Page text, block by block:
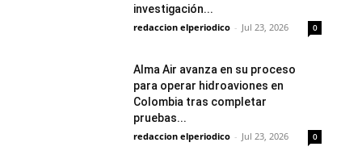
investigación...
redaccion elperiodico - Jul 23, 2026 0
Alma Air avanza en su proceso
para operar hidroaviones en
Colombia tras completar
pruebas...
redaccion elperiodico - Jul 23, 2026 0